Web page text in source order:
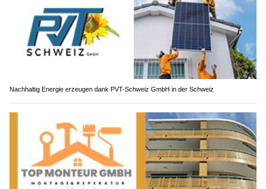
Nachhaltig Energie erzeugen dank PVT-Schweiz GmbH in der Schweiz